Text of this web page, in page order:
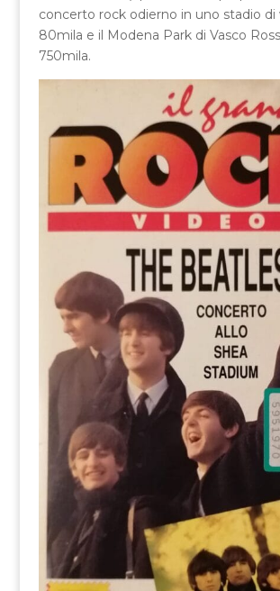
concerto rock odierno in uno stadio di
80mila e il Modena Park di Vasco
750mila.